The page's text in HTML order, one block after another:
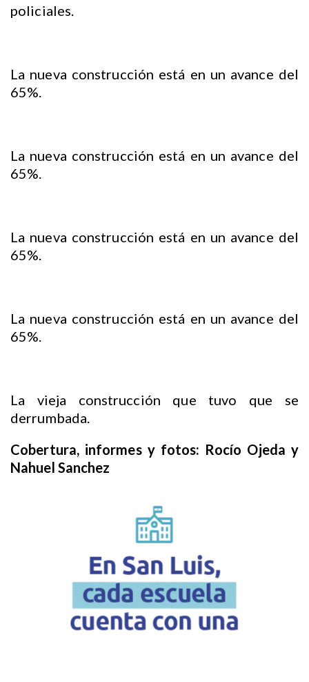
policiales.
La nueva construcción está en un avance del
65%.
La nueva construcción está en un avance del
65%.
La nueva construcción está en un avance del
65%.
La nueva construcción está en un avance del
65%.
La vieja construcción que tuvo que se
derrumbada.
Cobertura, informes y fotos: Rocío Ojeda y
Nahuel Sanchez